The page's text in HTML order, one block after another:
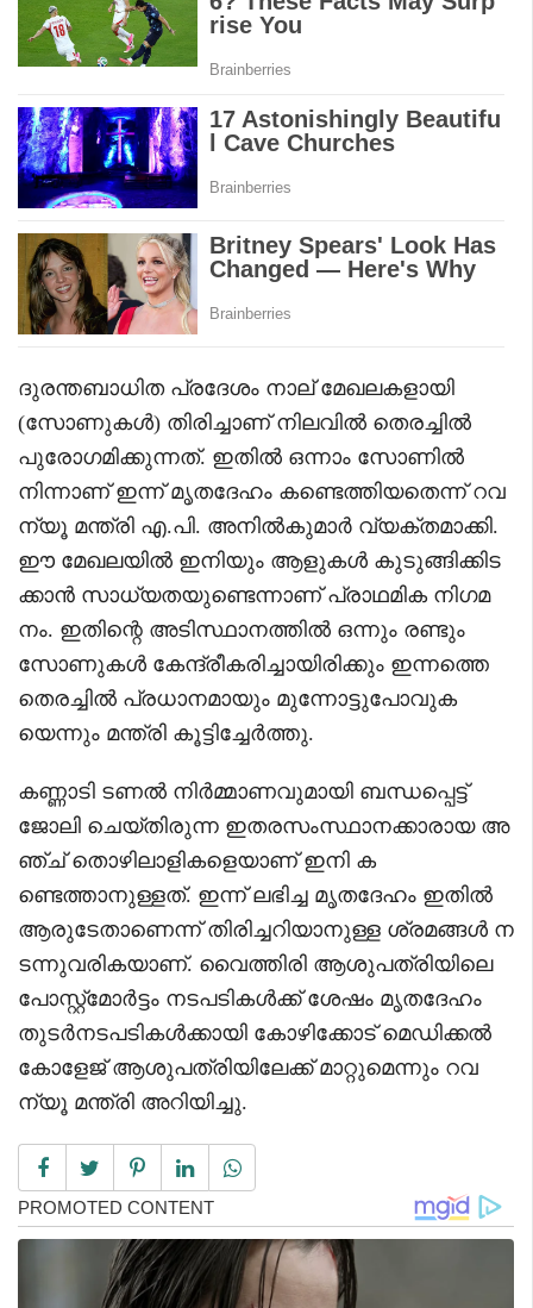
ദുരന്തബാധിത പ്രദേശം നാല് മേഖലകളായി
(സോണുകൾ) തിരിച്ചാണ് നിലവിൽ തെരച്ചിൽ
പുരോഗമിക്കുന്നത്. ഇതിൽ ഒന്നാം സോണിൽ
നിന്നാണ് ഇന്ന് മൃതദേഹം കണ്ടെത്തിയതെന്ന് റവ
ന്യൂ മന്ത്രി എ.പി. അനിൽകുമാർ വ്യക്തമാക്കി.
ഈ മേഖലയിൽ ഇനിയും ആളുകൾ കുടുങ്ങിക്കിട
ക്കാൻ സാധ്യതയുണ്ടെന്നാണ് പ്രാഥമിക നിഗമ
നം. ഇതിന്റെ അടിസ്ഥാനത്തിൽ ഒന്നും രണ്ടും
സോണുകൾ കേന്ദ്രീകരിച്ചായിരിക്കും ഇന്നത്തെ
തെരച്ചിൽ പ്രധാനമായും മുന്നോട്ടുപോവുക
യെന്നും മന്ത്രി കൂട്ടിച്ചേർത്തു.
കണ്ണാടി ടണൽ നിർമ്മാണവുമായി ബന്ധപ്പെട്ട്
ജോലി ചെയ്തിരുന്ന ഇതരസംസ്ഥാനക്കാരായ അ
ഞ്ച് തൊഴിലാളികളെയാണ് ഇനി ക
ണ്ടെത്താനുള്ളത്. ഇന്ന് ലഭിച്ച മൃതദേഹം ഇതിൽ
ആരുടേതാണെന്ന് തിരിച്ചറിയാനുള്ള ശ്രമങ്ങൾ ന
ടന്നുവരികയാണ്. വൈത്തിരി ആശുപത്രിയിലെ
പോസ്റ്റ്‌മോർട്ടം നടപടികൾക്ക് ശേഷം മൃതദേഹം
തുടർനടപടികൾക്കായി കോഴിക്കോട് മെഡിക്കൽ
കോളേജ് ആശുപത്രിയിലേക്ക് മാറ്റുമെന്നും റവ
ന്യൂ മന്ത്രി അറിയിച്ചു.